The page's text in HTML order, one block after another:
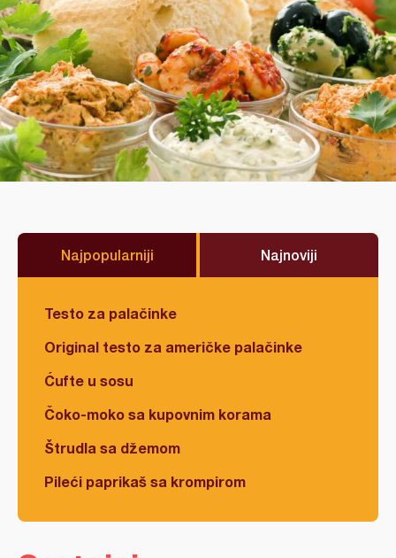
Najpopularniji Najnoviji
Testo za palačinke
Original testo za američke palačinke
Ćufte u sosu
Čoko-moko sa kupovnim korama
Štrudla sa džemom
Pileći paprikaš sa krompirom